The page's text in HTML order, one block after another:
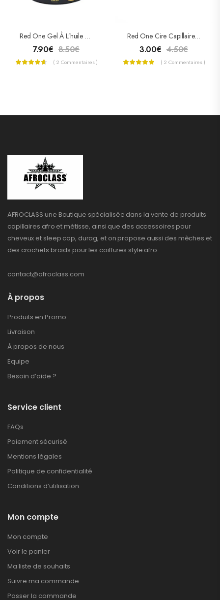
Red One Gel À L’huile D’Argan 450ml
7.90€ 8.50€
( 2 Commentaires )
Red One Cire Capillaire « Green » Matte Hair Wax
3.00€ 4.50€
( 2 Commentaires )
AFROCLASS une Boutique spécialisée dans la vente de produits
capillaires afro et métisse, ainsi que des accessoires pour
cheveux et sleep cap, durag, et on propose aussi des mèches et
des crochets braids pour les coiffures style afro.
contact@afroclass.com
À propos
Produits en Promo
Livraison
À propos de nous
Equipe
Besoin d’aide ?
Service client
FAQs
Paiement sécurisé
Mentions légales
Politique de confidentialité
Conditions d’utilisation
Mon compte
Mon compte
Voir le panier
Ma liste de souhaits
Suivre ma commande
Passer la commande